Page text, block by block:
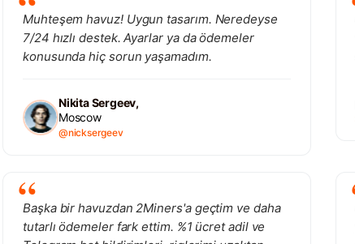
Muhteşem havuz! Uygun tasarım. Neredeyse
7/24 hızlı destek. Ayarlar ya da ödemeler
konusunda hiç sorun yaşamadım.
Nikita Sergeev,
Moscow
@nicksergeev
Başka bir havuzdan 2Miners'a geçtim ve daha
tutarlı ödemeler fark ettim. %1 ücret adil ve